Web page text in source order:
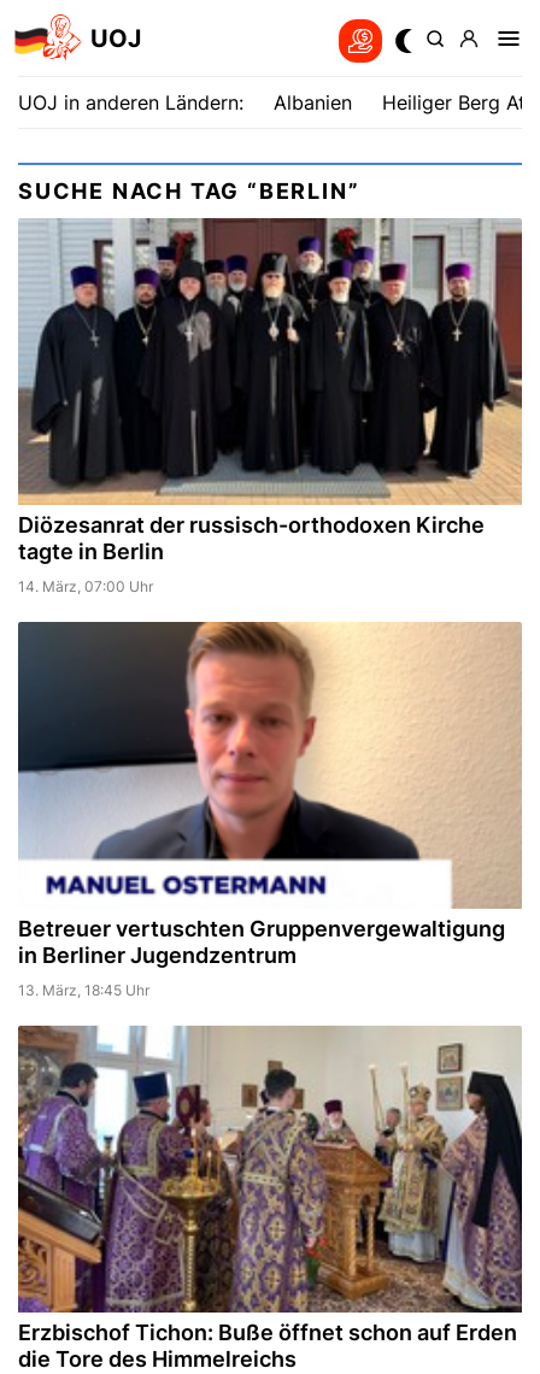
UOJ
UOJ in anderen Ländern: Albanien Heiliger Berg
SUCHE NACH TAG “BERLIN”
Diözesanrat der russisch-orthodoxen Kirche
tagte in Berlin
14. März, 07:00 Uhr
Betreuer vertuschten Gruppenvergewaltigung
in Berliner Jugendzentrum
13. März, 18:45 Uhr
Erzbischof Tichon: Buße öffnet schon auf Erden
die Tore des Himmelreichs